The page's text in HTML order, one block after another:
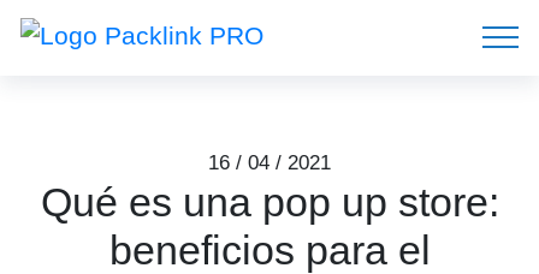
16 / 04 / 2021
Qué es una pop up store:
beneficios para el